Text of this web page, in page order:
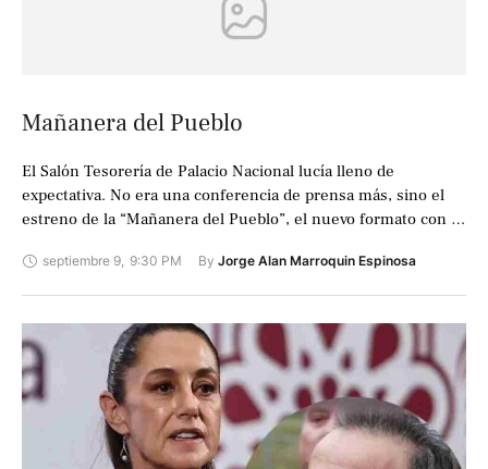
Mañanera del Pueblo
El Salón Tesorería de Palacio Nacional lucía lleno de
expectativa. No era una conferencia de prensa más, sino el
estreno de la “Mañanera del Pueblo”, el nuevo formato con el
septiembre 9, 9:30 PM By Jorge Alan Marroquin Espinosa